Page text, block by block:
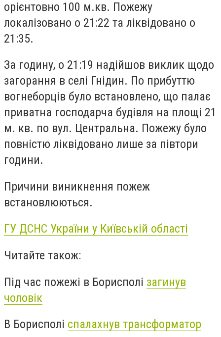
орієнтовно 100 м.кв. Пожежу
локалізовано о 21:22 та ліквідовано о
21:35.
За годину, о 21:19 надійшов виклик щодо
загорання в селі Гнідин. По прибуттю
вогнеборців було встановлено, що палає
приватна господарча будівля на площі 21
м. кв. по вул. Центральна. Пожежу було
повністю ліквідовано лише за півтори
години.
Причини виникнення пожеж
встановлюються.
ГУ ДСНС України у Київській області
Читайте також:
Під час пожежі в Борисполі загинув
чоловік
В Борисполі спалахнув трансформатор